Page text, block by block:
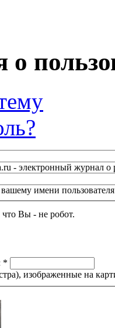
- электронный журнал
имени
что Вы - не робот.
*
изображенные на